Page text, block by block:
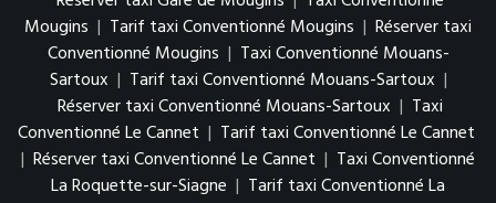
Mougins | Tarif taxi Conventionné Mougins | Réserver taxi
Conventionné Mougins | Taxi Conventionné Mouans-
Sartoux | Tarif taxi Conventionné Mouans-Sartoux |
Réserver taxi Conventionné Mouans-Sartoux | Taxi
Conventionné Le Cannet | Tarif taxi Conventionné Le Cannet
| Réserver taxi Conventionné Le Cannet | Taxi Conventionné
La Roquette-sur-Siagne | Tarif taxi Conventionné La